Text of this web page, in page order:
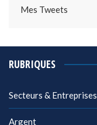
Mes Tweets
RUBRIQUES
Secteurs & Entreprises
Argent